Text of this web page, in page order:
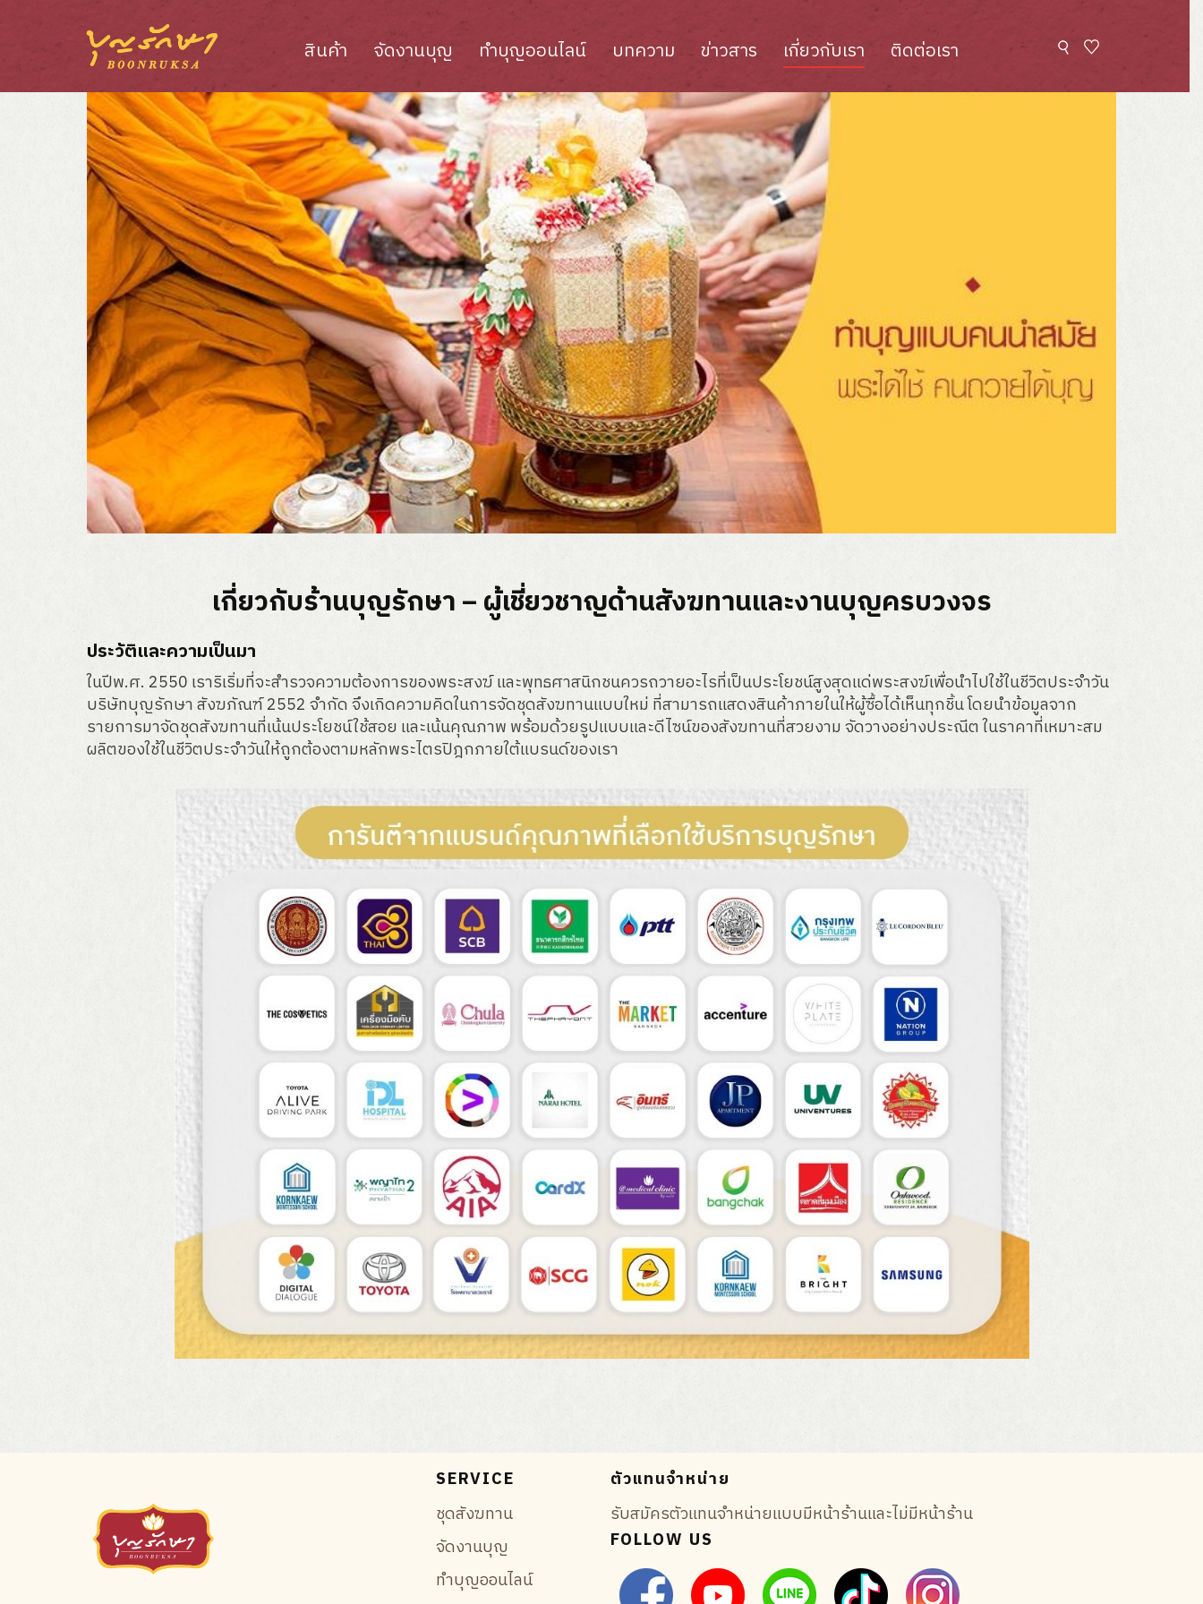
สินค้า จัดงานบุญ ทำบุญออนไลน์ บทความ ข่าวสาร เกี่ยวกับเรา ติดต่อเรา
เกี่ยวกับร้านบุญรักษา – ผู้เชี่ยวชาญด้านสังฆทานและงานบุญครบวงจร
ประวัติและความเป็นมา
ในปีพ.ศ. 2550 เราริเริ่มที่จะสำรวจความต้องการของพระสงฆ์ และพุทธศาสนิกชนควรถวายอะไรที่เป็นประโยชน์สูงสุดแด่พระสงฆ์เพื่อนำไปใช้ในชีวิตประจำวัน
บริษัทบุญรักษา สังฆภัณฑ์ 2552 จำกัด จึงเกิดความคิดในการจัดชุดสังฆทานแบบใหม่ ที่สามารถแสดงสินค้าภายในให้ผู้ซื้อได้เห็นทุกชิ้น โดยนำข้อมูลจาก
รายการมาจัดชุดสังฆทานที่เน้นประโยชน์ใช้สอย และเน้นคุณภาพ พร้อมด้วยรูปแบบและดีไซน์ของสังฆทานที่สวยงาม จัดวางอย่างประณีต ในราคาที่เหมาะสม
ผลิตของใช้ในชีวิตประจำวันให้ถูกต้องตามหลักพระไตรปิฎกภายใต้แบรนด์ของเรา
SERVICE
ชุดสังฆทาน
จัดงานบุญ
ทำบุญออนไลน์
ตัวแทนจำหน่าย
รับสมัครตัวแทนจำหน่ายแบบมีหน้าร้านและไม่มีหน้าร้าน
FOLLOW US